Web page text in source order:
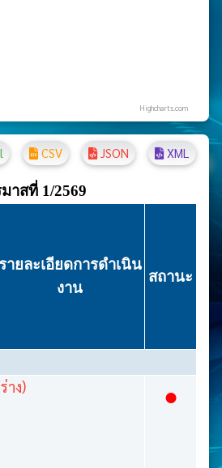
Highcharts.com
XML
JSON
CSV
าสที่ 1/2569
รายละเอียดการดำเนิน
งาน
สถานะ
าง) ●